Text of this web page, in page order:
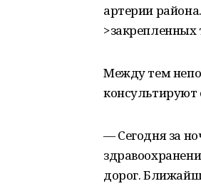
артерии
Между тем
консультируют
— Сегодня за
дорог.